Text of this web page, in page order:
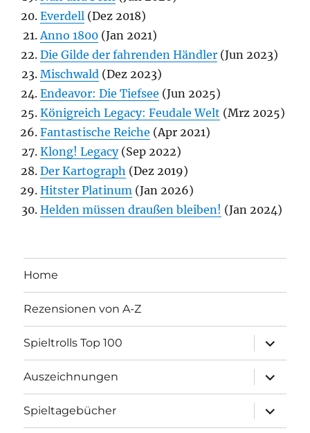
Everdell (Dez 2018)
Anno 1800 (Jan 2021)
Die Gilde der fahrenden Händler (Jun 2023)
Mischwald (Dez 2023)
Endeavor: Die Tiefsee (Jun 2025)
Königreich Legacy: Feudale Welt (Mrz 2025)
Fantastische Reiche (Apr 2021)
Klong! Legacy(Sep 2022)
Der Kartograph (Dez 2019)
Hitster Platinum (Jan 2026)
Helden müssen draußen bleiben! (Jan 2024)
Home
Rezensionen von A-Z
Spieltrolls Top 100
öffnen
Auszeichnungen
öffnen
Spieltagebücher
öffnen